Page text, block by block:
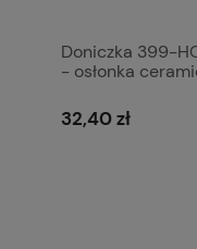
Doniczka 399-
- osłonka
32,40 zł